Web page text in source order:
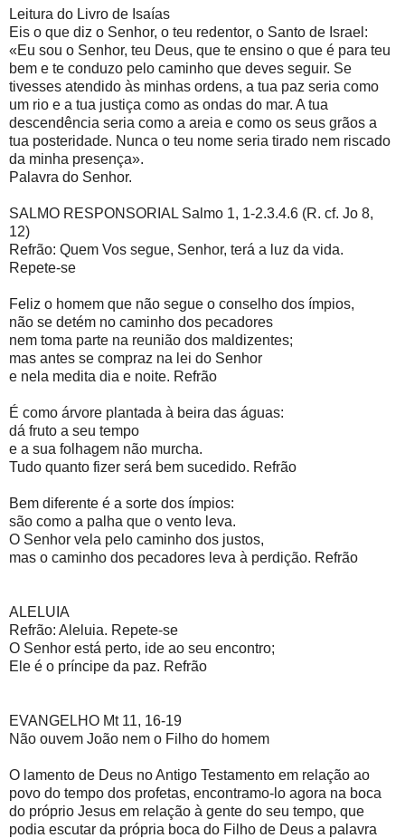
Leitura do Livro de Isaías
Eis o que diz o Senhor, o teu redentor, o Santo de Israel:
«Eu sou o Senhor, teu Deus, que te ensino o que é para teu
bem e te conduzo pelo caminho que deves seguir. Se
tivesses atendido às minhas ordens, a tua paz seria como
um rio e a tua justiça como as ondas do mar. A tua
descendência seria como a areia e como os seus grãos a
tua posteridade. Nunca o teu nome seria tirado nem riscado
da minha presença».
Palavra do Senhor.
SALMO RESPONSORIAL Salmo 1, 1-2.3.4.6 (R. cf. Jo 8,
12)
Refrão: Quem Vos segue, Senhor, terá a luz da vida.
Repete-se
Feliz o homem que não segue o conselho dos ímpios,
não se detém no caminho dos pecadores
nem toma parte na reunião dos maldizentes;
mas antes se compraz na lei do Senhor
e nela medita dia e noite. Refrão
É como árvore plantada à beira das águas:
dá fruto a seu tempo
e a sua folhagem não murcha.
Tudo quanto fizer será bem sucedido. Refrão
Bem diferente é a sorte dos ímpios:
são como a palha que o vento leva.
O Senhor vela pelo caminho dos justos,
mas o caminho dos pecadores leva à perdição. Refrão
ALELUIA
Refrão: Aleluia. Repete-se
O Senhor está perto, ide ao seu encontro;
Ele é o príncipe da paz. Refrão
EVANGELHO Mt 11, 16-19
Não ouvem João nem o Filho do homem
O lamento de Deus no Antigo Testamento em relação ao
povo do tempo dos profetas, encontramo-lo agora na boca
do próprio Jesus em relação à gente do seu tempo, que
podia escutar da própria boca do Filho de Deus a palavra